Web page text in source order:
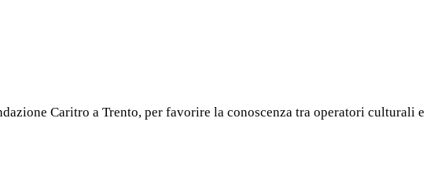
Caritro a Trento, per favorire la conoscenza tra operatori culturali e